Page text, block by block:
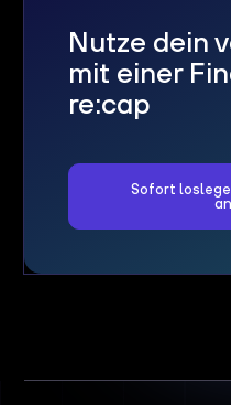
Nutze dein
mit einer
re:cap
Sofort